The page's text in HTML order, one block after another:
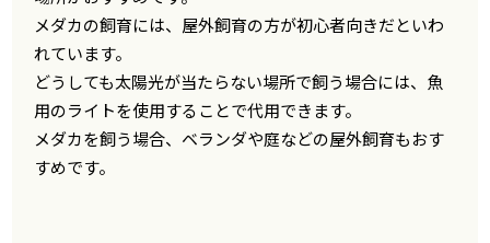
メダカの飼育には、屋外飼育の方が初心者向きだといわ
れています。
どうしても太陽光が当たらない場所で飼う場合には、魚
用のライトを使用することで代用できます。
メダカを飼う場合、ベランダや庭などの屋外飼育もおす
すめです。